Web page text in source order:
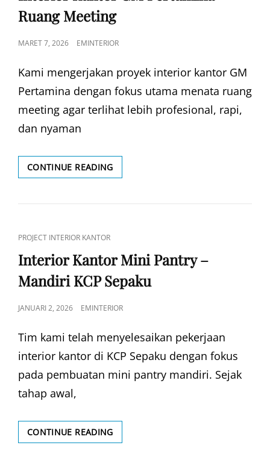
Ruang Meeting
POSTED
MARET 7, 2026 EMINTERIOR
Kami mengerjakan proyek interior kantor GM
Pertamina dengan fokus utama menata ruang
meeting agar terlihat lebih profesional, rapi,
dan nyaman
CONTINUE READINGINTERIOR
KANTOR
PERTAMINA
CAT
LINKS
PROJECT INTERIOR KANTOR
Interior Kantor Mini Pantry –
Mandiri KCP Sepaku
POSTED
JANUARI 2, 2026 EMINTERIOR
Tim kami telah menyelesaikan pekerjaan
interior kantor di KCP Sepaku dengan fokus
pada pembuatan mini pantry mandiri. Sejak
tahap awal,
CONTINUE READINGINTERIOR
KANTOR